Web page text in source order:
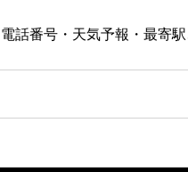
番号・天気予報・最寄